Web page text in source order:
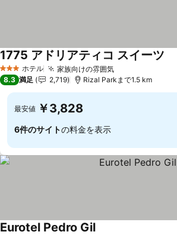
3 ホテルのランク
ホテル 家族向けの雰囲気
1775 アドリアティコ スイーツ
8.3 満足 2,719 Rizal Parkまで1.5 km
最安値 ￥3,828
6件のサイトの料金を表示
Eurotel Pedro Gil